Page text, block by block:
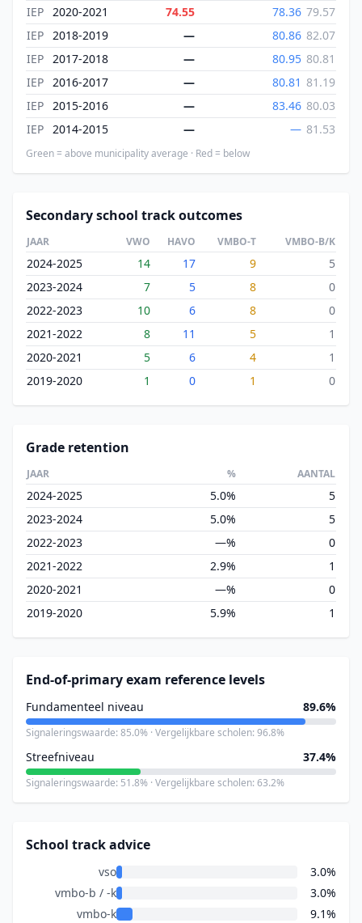
IEP 2020-2021 74.55 78.36 79.57
IEP 2018-2019 — 80.86 82.07
IEP 2017-2018 — 80.95 80.81
IEP 2016-2017 — 80.81 81.19
IEP 2015-2016 — 83.46 80.03
IEP 2014-2015 — — 81.53
Green = above municipality average · Red = below
Secondary school track outcomes
JAAR VWO HAVO VMBO-T VMBO-B/K
2024-2025 14 17 9
5
2023-2024
7 5 8
0
2022-2023
10 6 8
0
2021-2022
8 11 5
1
2020-2021
5 6 4
1
2019-2020
1 0 1 0
Grade retention
JAAR % AANTAL
2024-2025 5.0%
5
2023-2024
5.0%
5
2022-2023
—%
0
2021-2022
2.9%
1
2020-2021
—%
0
2019-2020
5.9% 1
End-of-primary exam reference levels
Fundamenteel niveau 89.6%
Signaleringswaarde: 85.0% · Vergelijkbare scholen: 96.8%
Streefniveau 37.4%
Signaleringswaarde: 51.8% · Vergelijkbare scholen: 63.2%
School track advice
vso
3.0%
vmbo-b / -k
3.0%
vmbo-k
9.1%